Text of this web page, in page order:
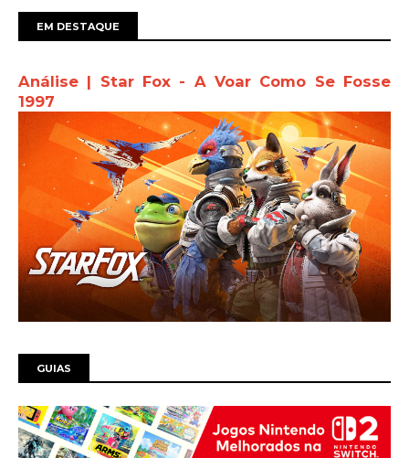
EM DESTAQUE
Análise | Star Fox - A Voar Como Se Fosse
1997
GUIAS